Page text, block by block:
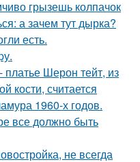
грызешь колпачок
а зачем тут дырка?
есть.
платье Шерон тейт, из
кости, считается
1960-х годов.
все должно быть
не всегда